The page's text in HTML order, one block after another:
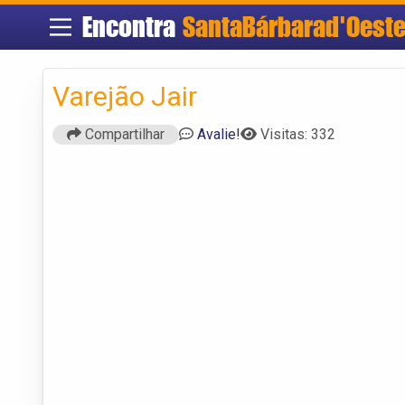
Encontra SantaBárbarad'Oeste
Varejão Jair
Compartilhar Avalie! Visitas: 332